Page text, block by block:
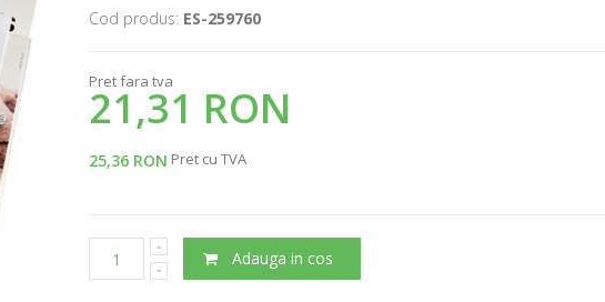
Cod produs: ES-259760
Pret fara tva
21,31 RON
25,36 RON Pret cu TVA
Adauga in cos